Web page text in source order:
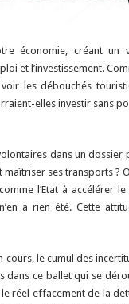
économie, créant un
et l’investissement.
les débouchés
elles investir sans
dans un dossier
maîtriser ses transports ?
l’Etat à accélérer
a rien été. Cette
cours, le cumul des
dans ce ballet qui se
réel effacement de la